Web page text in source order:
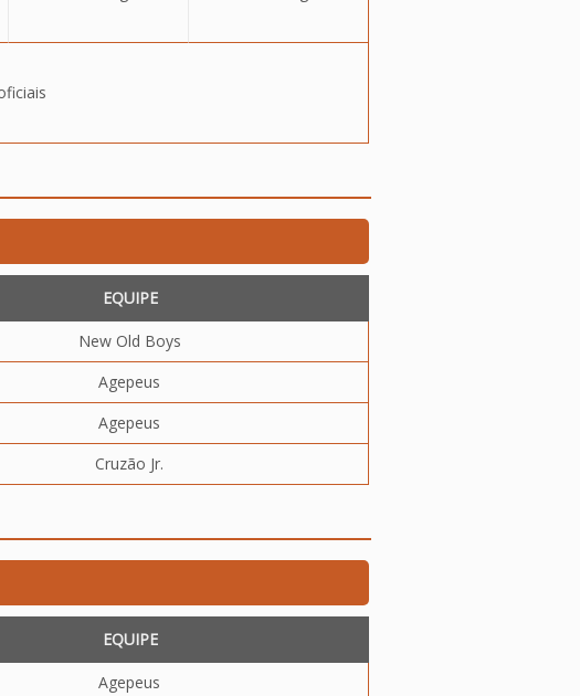
EQUIPE
New Old Boys
Agepeus
Agepeus
Cruzão Jr.
EQUIPE
Agepeus